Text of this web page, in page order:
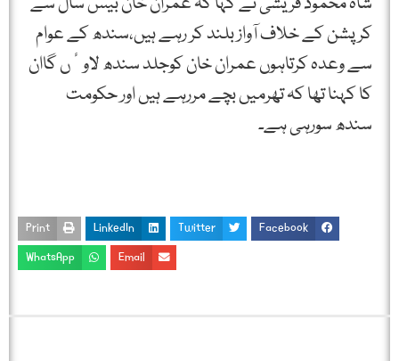
کرپشن کے خلاف آواز بلند کر رہے ہیں،سندھ کے عوام
سے وعدہ کرتاہوں عمران خان کوجلد سندھ لاوٴں گاان
کا کہنا تھا کہ تھرمیں بچے مررہے ہیں اور حکومت
سندھ سورہی ہے۔
Facebook
Twitter
LinkedIn
Print
Email
WhatsApp